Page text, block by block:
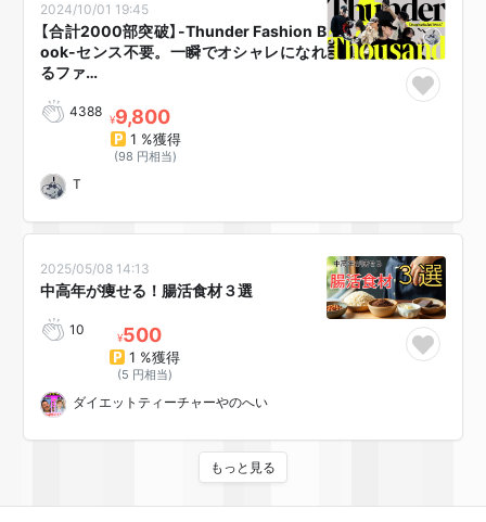
2024/10/01 19:45
【合計2000部突破】-Thunder Fashion B
ook-センス不要。一瞬でオシャレになれ
るファ…
4388 ¥9,800
1 %獲得
(98 円相当)
T
2025/05/08 14:13
中高年が痩せる！腸活食材３選
10 ¥500
1 %獲得
(5 円相当)
ダイエットティーチャーやのへい
もっと見る